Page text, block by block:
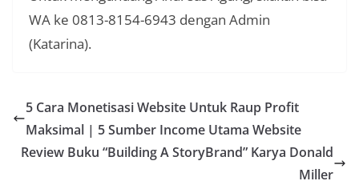
WA ke 0813-8154-6943 dengan Admin
(Katarina).
5 Cara Monetisasi Website Untuk Raup Profit
Maksimal | 5 Sumber Income Utama Website
Review Buku “Building A StoryBrand” Karya Donald
Miller